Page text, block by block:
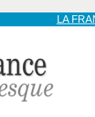
LA